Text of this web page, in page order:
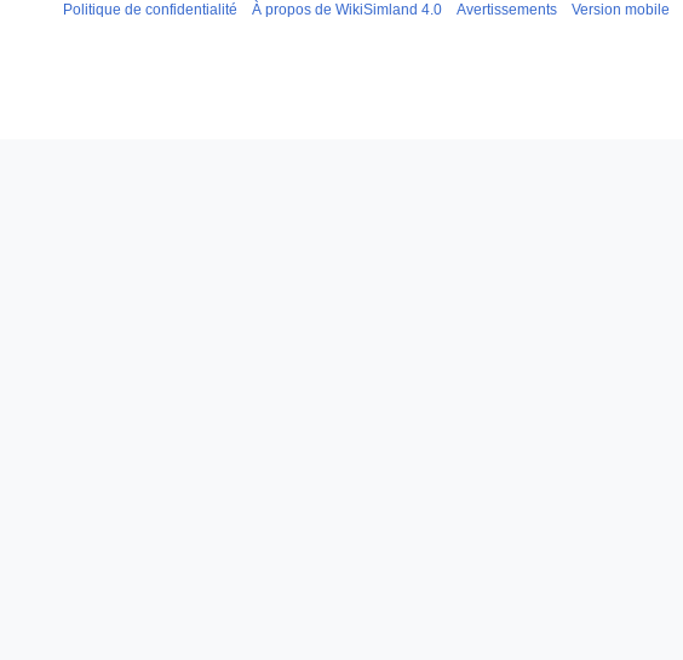
Politique de confidentialité À propos de WikiSimland 4.0 Avertissements Version mobile